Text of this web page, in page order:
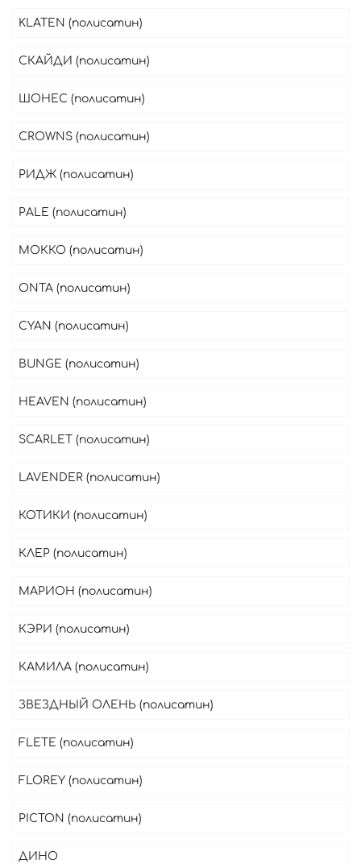
KLATEN (полисатин)
СКАЙДИ (полисатин)
ШОНЕС (полисатин)
CROWNS (полисатин)
РИДЖ (полисатин)
PALE (полисатин)
МОККО (полисатин)
ONTA (полисатин)
CYAN (полисатин)
BUNGE (полисатин)
HEAVEN (полисатин)
SCARLET (полисатин)
LAVENDER (полисатин)
КОТИКИ (полисатин)
КЛЕР (полисатин)
МАРИОН (полисатин)
КЭРИ (полисатин)
КАМИЛА (полисатин)
ЗВЕЗДНЫЙ ОЛЕНЬ (полисатин)
FLETE (полисатин)
FLOREY (полисатин)
PICTON (полисатин)
ДИНО